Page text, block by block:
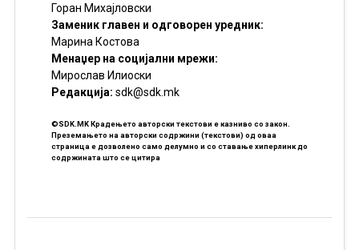
Горан Михајловски
Заменик главен и одговорен уредник:
Марина Костова
Менаџер на социјални мрежи:
Мирослав Илиоски
Редакцијa: sdk@sdk.mk
©SDK.MK Крадењето авторски текстови е казниво со закон.
Преземањето на авторски содржини (текстови) од оваа
страница е дозволено само делумно и со ставање хиперлинк до
содржината што се цитира